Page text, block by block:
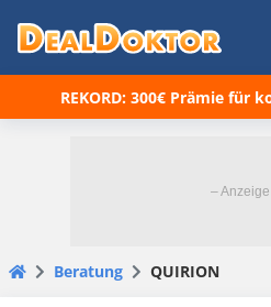
REKORD: 300€ Prämie für
Beratung QUIRION